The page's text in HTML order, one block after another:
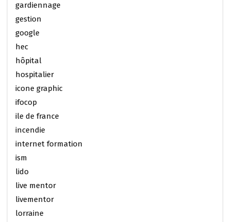
gardiennage
gestion
google
hec
hôpital
hospitalier
icone graphic
ifocop
ile de france
incendie
internet formation
ism
lido
live mentor
livementor
lorraine